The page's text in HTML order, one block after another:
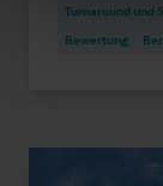
Turnaround und
Bewertung